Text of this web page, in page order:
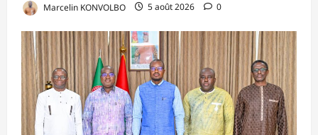
Marcelin KONVOLBO 5 août 2026 0